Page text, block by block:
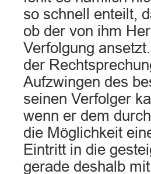
so schnell enteilt,
ob der von ihm
Verfolgung
der
Aufzwingen des
seinen Verfolger
wenn er dem
die Möglichkeit
Eintritt in die
gerade deshalb